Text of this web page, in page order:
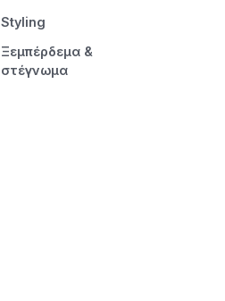
Styling
Ξεμπέρδεμα &
στέγνωμα